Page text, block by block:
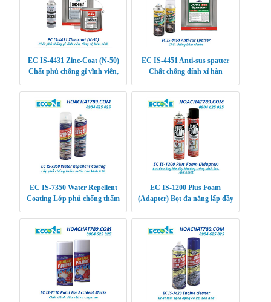
EC IS-4431 Zinc-Coat (N-50)
Chất phủ chống gỉ vĩnh viễn,
EC IS-4451 Anti-sus spatter
Chất chống dính xỉ hàn
EC IS-7350 Water Repellent
Coating Lớp phủ chống thấm
EC IS-1200 Plus Foam
(Adapter) Bọt đa năng lấp đầy